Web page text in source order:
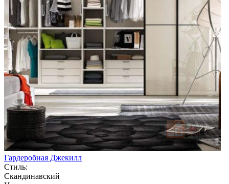
Гардеробная Джекилл
Стиль:
Скандинавский